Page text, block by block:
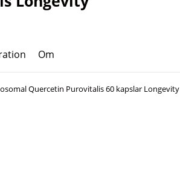
Om
Quercetin Purovitalis 60 kapslar Longevity